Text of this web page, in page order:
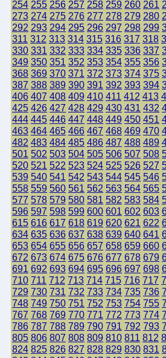
254 255 256 257 258 259 260 261
273 274 275 276 277 278 279 280
292 293 294 295 296 297 298 299
311 312 313 314 315 316 317 318
330 331 332 333 334 335 336 337
349 350 351 352 353 354 355 356
368 369 370 371 372 373 374 375
387 388 389 390 391 392 393 394
406 407 408 409 410 411 412 413
425 426 427 428 429 430 431 432
444 445 446 447 448 449 450 451
463 464 465 466 467 468 469 470
482 483 484 485 486 487 488 489
501 502 503 504 505 506 507 508
520 521 522 523 524 525 526 527
539 540 541 542 543 544 545 546
558 559 560 561 562 563 564 565
577 578 579 580 581 582 583 584
596 597 598 599 600 601 602 603
615 616 617 618 619 620 621 622
634 635 636 637 638 639 640 641
653 654 655 656 657 658 659 660
672 673 674 675 676 677 678 679
691 692 693 694 695 696 697 698
710 711 712 713 714 715 716 717
729 730 731 732 733 734 735 736
748 749 750 751 752 753 754 755
767 768 769 770 771 772 773 774
786 787 788 789 790 791 792 793
805 806 807 808 809 810 811 812
824 825 826 827 828 829 830 831